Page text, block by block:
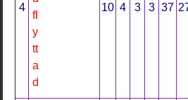
4 10 4 3 3 37